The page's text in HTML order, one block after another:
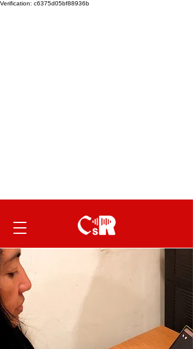
Verification: c6375d05bf88936b